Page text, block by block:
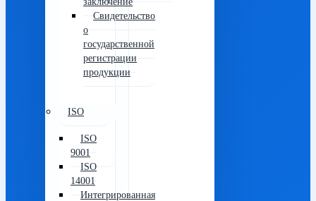
Свидетельство
о
государственной
регистрации
продукции
ISO
ISO
9001
ISO
14001
Интегрированная